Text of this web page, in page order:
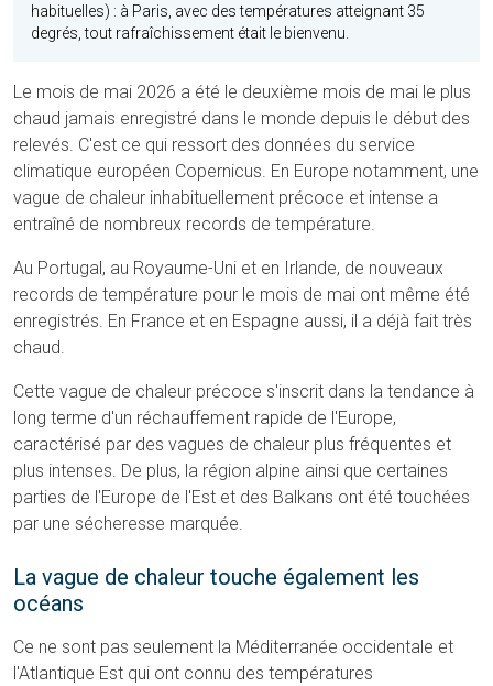
habituelles) : à Paris, avec des températures atteignant 35
degrés, tout rafraîchissement était le bienvenu.
Le mois de mai 2026 a été le deuxième mois de mai le plus
chaud jamais enregistré dans le monde depuis le début des
relevés. C'est ce qui ressort des données du service
climatique européen Copernicus. En Europe notamment, une
vague de chaleur inhabituellement précoce et intense a
entraîné de nombreux records de température.
Au Portugal, au Royaume-Uni et en Irlande, de nouveaux
records de température pour le mois de mai ont même été
enregistrés. En France et en Espagne aussi, il a déjà fait très
chaud.
Cette vague de chaleur précoce s'inscrit dans la tendance à
long terme d'un réchauffement rapide de l'Europe,
caractérisé par des vagues de chaleur plus fréquentes et
plus intenses. De plus, la région alpine ainsi que certaines
parties de l'Europe de l'Est et des Balkans ont été touchées
par une sécheresse marquée.
La vague de chaleur touche également les
océans
Ce ne sont pas seulement la Méditerranée occidentale et
l'Atlantique Est qui ont connu des températures